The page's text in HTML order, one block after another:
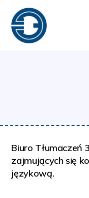
content
Biuro Tłumaczeń
zajmujących się
językową.